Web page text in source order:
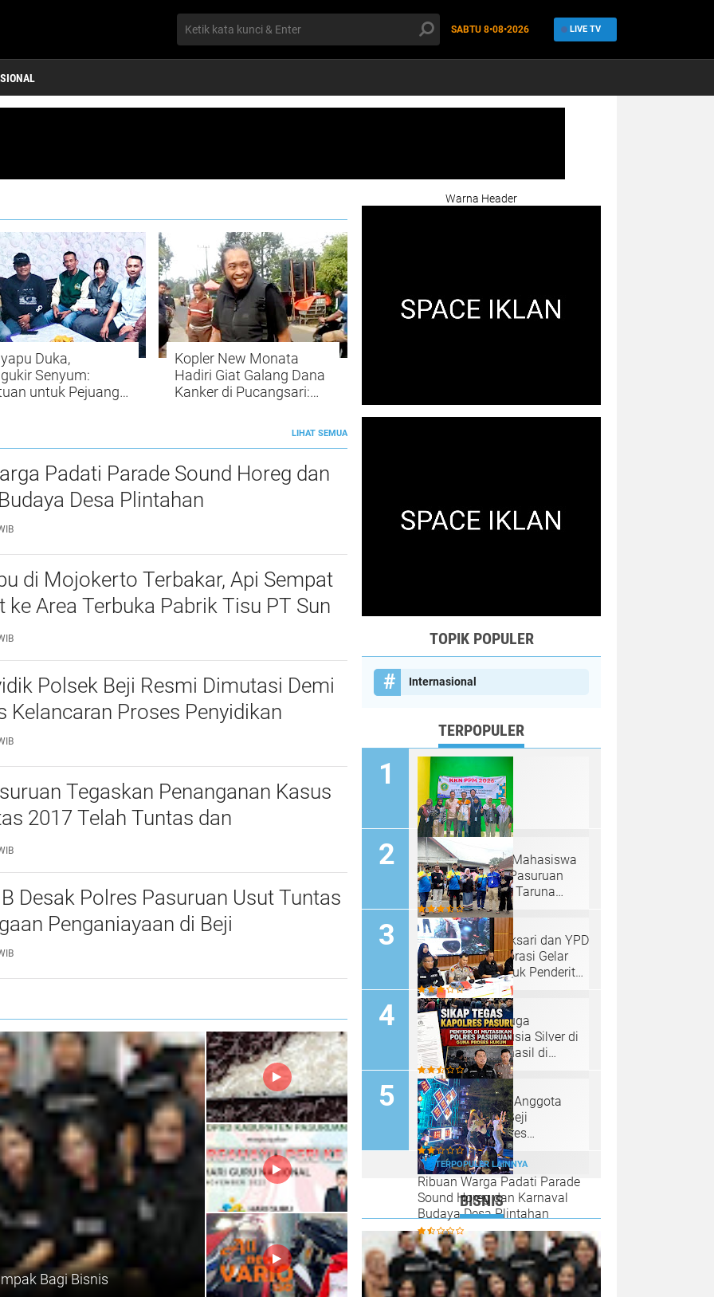
SABTU 8•08•2026 LIVE TV
Duka,
Senyum:
untuk Pejuang
Kopler New Monata
Hadiri Giat Galang Dana
Kanker di Pucangsari:
LIHAT SEMUA
Padati Parade Sound Horeg dan
Desa Plintahan
di Mojokerto Terbakar, Api Sempat
ke Area Terbuka Pabrik Tisu PT Sun
Polsek Beji Resmi Dimutasi Demi
Kelancaran Proses Penyidikan
Tegaskan Penanganan Kasus
2017 Telah Tuntas dan
Hukum Tetap
Desak Polres Pasuruan Usut Tuntas
Penganiayaan di Beji
Bagi Bisnis
Warna Header
TOPIK POPULER
Internasional
TERPOPULER
Kolaborasi Epik! Mahasiswa
KKN ITB Yadika Pasuruan
Gandeng Karang Taruna
Pagak Demi Gebrakan Baru
Pj Kades Tambaksari dan YPD
Pasuruan Kolaborasi Gelar
Galang Dana untuk Penderita
Kanker
2 Tersangka Diduga
Pembunuh Manusia Silver di
Probolingga Berhasil di
Amankan Polisi
Ada Apa dengan Anggota
Reskrim Polsek Beji
Dinonjobkan Polres
Pasuruan?
Ribuan Warga Padati Parade
Sound Horeg dan Karnaval
Budaya Desa Plintahan
TERPOPULER LAINNYA
BISNIS